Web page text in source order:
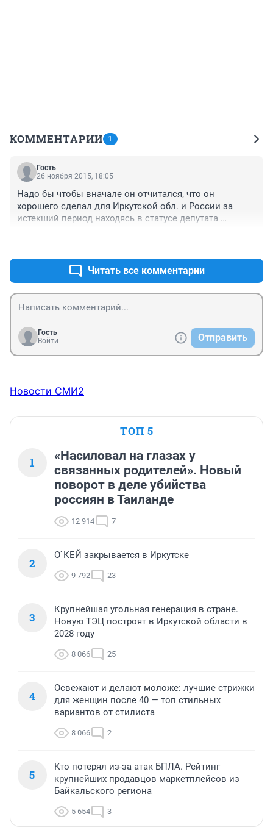
КОММЕНТАРИИ 1
Гость
26 ноября 2015, 18:05
Надо бы чтобы вначале он отчитался, что он
хорошего сделал для Иркутской обл. и России за
истекший период находясь в статусе депутата
Читать все комментарии
Гость
Войти
Отправить
Новости СМИ2
ТОП 5
1
«Насиловал на глазах у
связанных родителей». Новый
поворот в деле убийства
россиян в Таиланде
12 914 7
2
О`КЕЙ закрывается в Иркутске
9 792 23
3
Крупнейшая угольная генерация в стране.
Новую ТЭЦ построят в Иркутской области в
2028 году
8 066 25
4
Освежают и делают моложе: лучшие стрижки
для женщин после 40 — топ стильных
вариантов от стилиста
8 066 2
5
Кто потерял из-за атак БПЛА. Рейтинг
крупнейших продавцов маркетплейсов из
Байкальского региона
5 654 3